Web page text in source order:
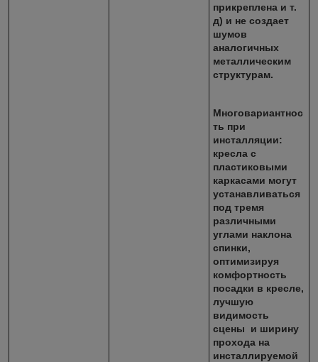
прикреплена и т.
д) и не создает
шумов
аналогичных
металлическим
структурам.
Многовариантнос
ть при
инсталляции:
кресла с
пластиковыми
каркасами могут
устанавливаться
под тремя
различными
углами наклона
спинки,
оптимизируя
комфортность
посадки в кресле,
лучшую
видимость
сцены и ширину
прохода на
инсталлируемой